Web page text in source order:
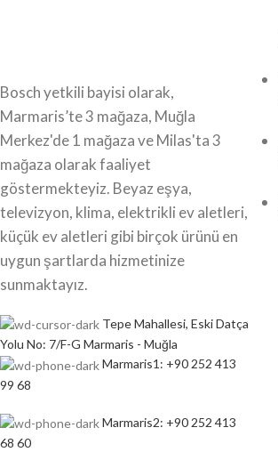
Bosch yetkili bayisi olarak,
Marmaris’te 3 mağaza, Muğla
Merkez'de 1 mağaza ve Milas'ta 3
mağaza olarak faaliyet
göstermekteyiz. Beyaz eşya,
televizyon, klima, elektrikli ev aletleri,
küçük ev aletleri gibi birçok ürünü en
uygun şartlarda hizmetinize
sunmaktayız.
Tepe Mahallesi, Eski Datça
Yolu No: 7/F-G Marmaris - Muğla
Marmaris1: +90 252 413
99 68
Marmaris2: +90 252 413
68 60